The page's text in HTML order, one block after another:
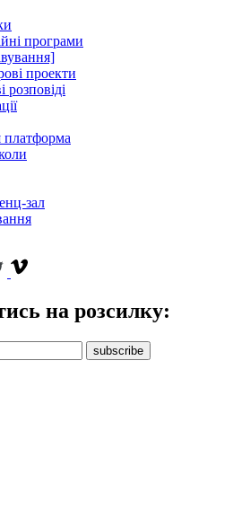
програми
проекти
платформа
зал
на розсилку:
subscribe